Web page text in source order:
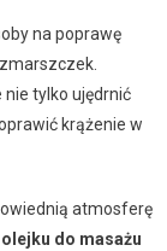
na poprawę
tylko ujędrnić
krążenie w
atmosferę
olejku do masażu